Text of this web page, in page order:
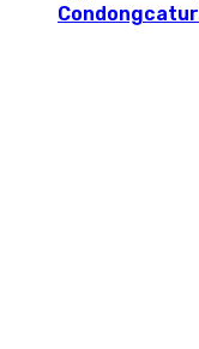
Condongcatur